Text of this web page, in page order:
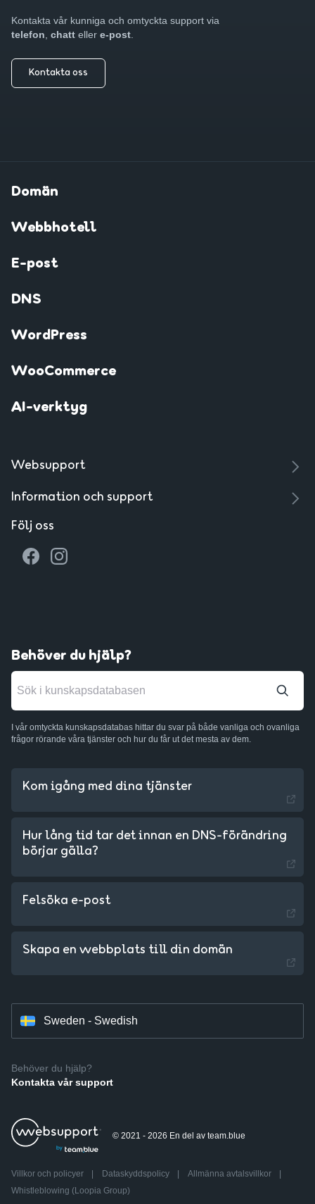
Kontakta vår kunniga och omtyckta support via
telefon, chatt eller e-post.
Kontakta oss
Domän
Webbhotell
E-post
DNS
WordPress
WooCommerce
AI-verktyg
Websupport
Information och support
Följ oss
Behöver du hjälp?
I vår omtyckta kunskapsdatabas hittar du svar på både vanliga och ovanliga
frågor rörande våra tjänster och hur du får ut det mesta av dem.
Kom igång med dina tjänster
Hur lång tid tar det innan en DNS-förändring
börjar gälla?
Felsöka e-post
Skapa en webbplats till din domän
Sweden - Swedish
Czechia - Czech
Behöver du hjälp?
Kontakta vår support
© 2021 - 2026 En del av team.blue
Villkor och policyer | Dataskyddspolicy | Allmänna avtalsvillkor
|
Whistleblowing (Loopia Group)